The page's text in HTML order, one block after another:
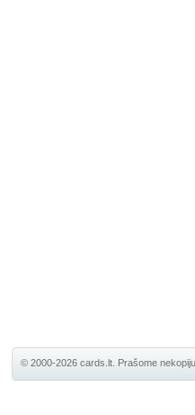
© 2000-2026 cards.lt. Prašome